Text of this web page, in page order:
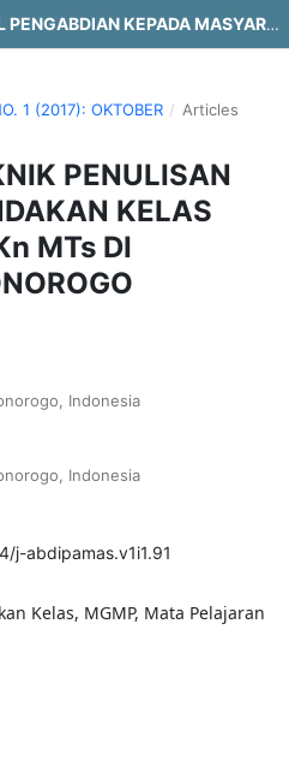
J-ABDIPAMAS (JURNAL PENGABDIAN KEPADA MASYARAKAT)
1 (2017): OKTOBER / Articles
PENULISAN
KELAS
MTs DI
Indonesia
Indonesia
j-abdipamas.v1i1.91
Kelas, MGMP, Mata Pelajaran